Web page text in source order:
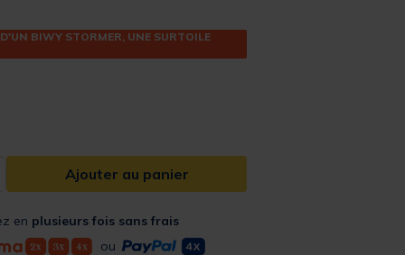
BIWY STORMER, UNE SURTOILE
Ajouter au panier
en plusieurs fois sans frais
ou